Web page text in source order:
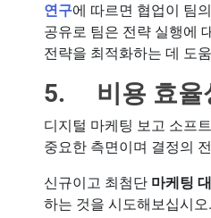
연구에 따르면 협업이 팀
공유로 팀은 전략 실행에
전략을 최적화하는 데 도
5. 비용 효율
디지털 마케팅 보고 소프
중요한 측면이며 결정의
신규이고 최첨단 마케팅
하는 것을 시도해보십시